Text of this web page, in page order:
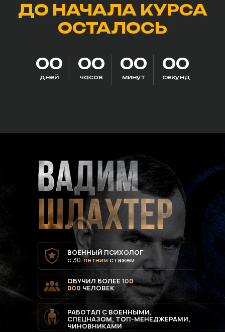
ДО НАЧАЛА КУРСА
ОСТАЛОСЬ
00
дней
00
часов
00
минут
00
секунд
ВОЕННЫЙ ПСИХОЛОГ
с 30-летним стажем
ОБУЧИЛ БОЛЕЕ100
000 ЧЕЛОВЕК
РАБОТАЛ С ВОЕННЫМИ,
СПЕЦНАЗОМ, ТОП-МЕНЕДЖЕРАМИ,
ЧИНОВНИКАМИ